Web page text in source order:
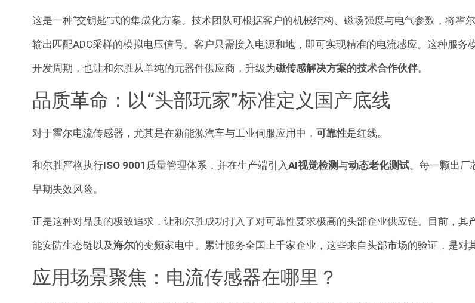
这是一种“交钥匙”式的集成化方案。技术团队可根据客户的机械结构、磁场强度与电气参数，将霍
输出匹配ADC采样的模拟电压信号。客户只需接入电源和地，即可实现精准的电流感应。这种服
开发周期，也让和尔胜从单纯的元器件供应商，升级为磁传感解决方案的技术合作伙伴。
品质革命：以“头部玩家”标准定义国产底线
对于霍尔电流传感器，尤其是在新能源汽车与工业伺服应用中， 可靠性是红线。
和尔胜严格执行ISO 9001 质量管理体系，并在生产端引入AI视觉检测与动态老化测试。每一颗出厂
早期失效风险。
正是这种对品质的极致追求，让和尔胜成功打入了对可靠性要求极高的头部企业供应链。目前，其
能安防生态链以及海尔的变频家电中。累计服务全国上千家企业，这些来自头部市场的验证，是对
应用场景聚焦：电流传感器在哪里？